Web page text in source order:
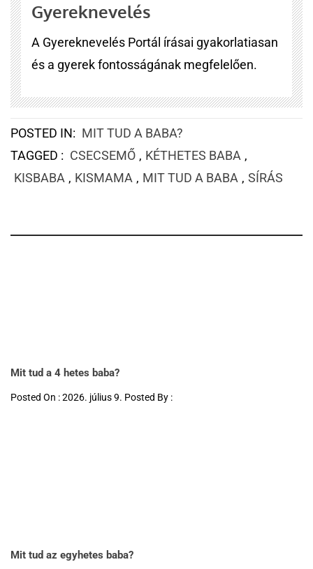
Gyereknevelés
A Gyereknevelés Portál írásai gyakorlatiasan
és a gyerek fontosságának megfelelően.
POSTED IN: MIT TUD A BABA?
TAGGED : CSECSEMŐ , KÉTHETES BABA ,
KISBABA , KISMAMA , MIT TUD A BABA , SÍRÁS
Mit tud a 4 hetes baba?
Posted On : 2026. július 9. Posted By :
Mit tud az egyhetes baba?